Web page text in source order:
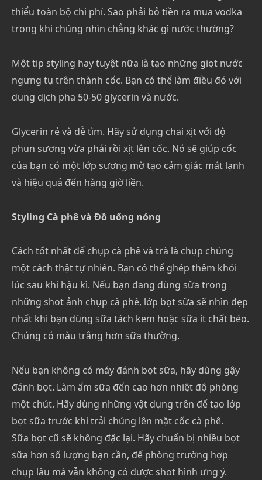
thiểu toàn bộ chi phí. Sao phải bỏ tiền ra mua vodka
trong khi chúng nhìn chẳng khác gì nước thường?
Một tip styling hay tuyệt nữa là tạo những giọt nước
ngưng tụ trên thành cốc. Bạn có thể làm điều đó với
dung dịch pha 50-50 glycerin và nước.
Glycerin rẻ và dễ tìm. Hãy sử dụng chai xịt với độ
phun sương vừa phải rồi xịt lên cốc. Nó sẽ giúp cốc
của bạn có một lớp sương mờ tạo cảm giác mát lạnh
và hiệu quả đến hàng giờ liền.
Styling Cà phê và Đồ uống nóng
Cách tốt nhất để chụp cà phê và trà là chụp chúng
một cách thật tự nhiên. Bạn có thể ghép thêm khói
lúc sau khi hậu kì. Nếu bạn đang dùng sữa trong
những shot ảnh chụp cà phê, lớp bọt sữa sẽ nhìn đẹp
nhất khi bạn dùng sữa tách kem hoặc sữa ít chất béo.
Chúng có màu trắng hơn sữa thường.
Nếu bạn không có máy đánh bọt sữa, hãy dùng gậy
đánh bọt. Làm ấm sữa đến cao hơn nhiệt độ phòng
một chút. Hãy dùng những vật dụng trên để tạo lớp
bọt sữa trước khi trải chúng lên mặt cốc cà phê.
Sữa bọt cũ sẽ không đặc lại. Hãy chuẩn bị nhiều bọt
sữa hơn số lượng bạn cần, để phòng trường hợp
chụp lâu mà vẫn không có được shot hình ưng ý.